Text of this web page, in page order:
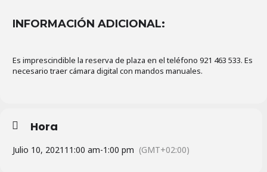
INFORMACIÓN ADICIONAL:
Es imprescindible la reserva de plaza en el teléfono 921 463 533. Es
necesario traer cámara digital con mandos manuales.
Hora
Julio 10, 2021 11:00 am-1:00 pm (GMT+02:00)